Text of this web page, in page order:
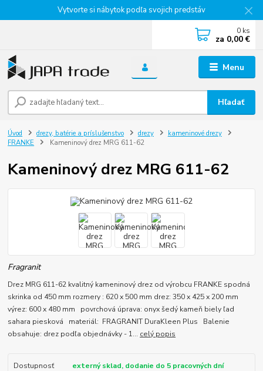
Vytvorte si nábytok podľa svojich predstáv
Menu
Hľadať
0 ks
za 0,00 €
Úvod drezy, batérie a príslušenstvo drezy
kameninové drezy
FRANKE
Kameninový drez MRG 611-62
Kameninový drez MRG 611-62
Fragranit
Drez MRG 611-62 kvalitný kameninový drez od výrobcu FRANKE spodná
skrinka od 450 mm rozmery : 620 x 500 mm drez: 350 x 425 x 200 mm
výrez: 600 x 480 mm povrchová úprava: onyx šedý kameň biely ľad
sahara piesková materiál: FRAGRANIT DuraKleen Plus Balenie
obsahuje: drez podľa objednávky - 1... celý popis
Dostupnosť
externý sklad, dodanie do 5 pracovných dní